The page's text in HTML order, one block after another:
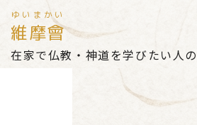
維摩會
ゆいまかい
在家で仏教・神道を学びたい人